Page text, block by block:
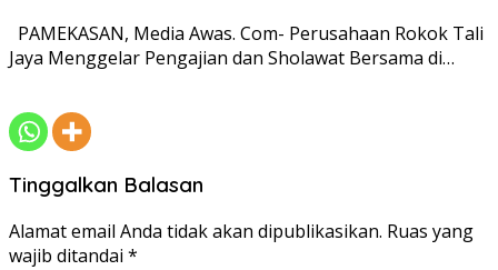
PAMEKASAN, Media Awas. Com- Perusahaan Rokok Tali
Jaya Menggelar Pengajian dan Sholawat Bersama di…
Tinggalkan Balasan
Alamat email Anda tidak akan dipublikasikan. Ruas yang
wajib ditandai *